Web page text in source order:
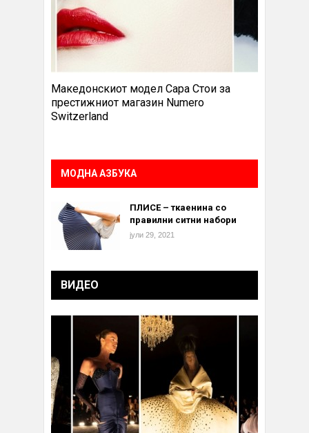
Македонскиот модел Сара Стои за
престижниот магазин Numero
Switzerland
МОДНА АЗБУКА
ПЛИСЕ – ткаенина со
правилни ситни набори
јули 29, 2021
ВИДЕО